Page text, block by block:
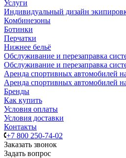
Услуги
Индивидуальный дизайн
Комбинезоны
Ботинки
Перчатки
Нижнее бельё
Обслуживание и перезаправка
Обслуживание и перезаправка
Аренда спортивных автомобилей
Аренда спортивных автомобилей
Бренды
Как купить
Условия оплаты
Условия доставки
Контакты
+7 800 250-74-02
Заказать звонок
Задать вопрос